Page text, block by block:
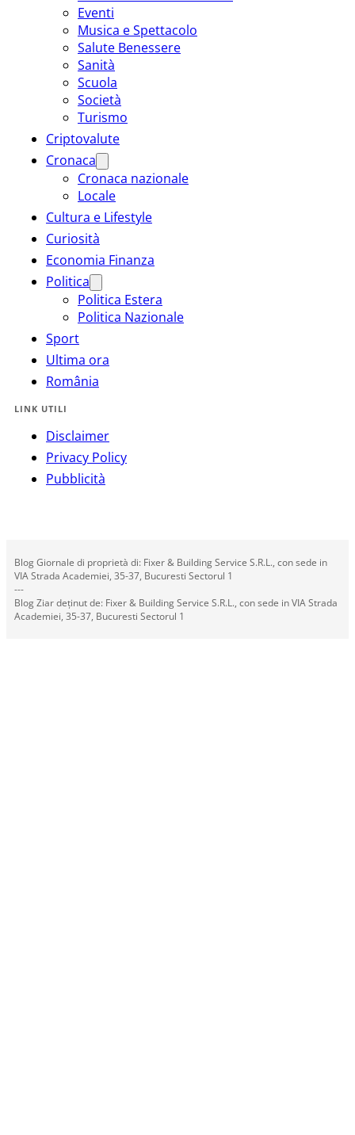
Eventi
Musica e Spettacolo
Salute Benessere
Sanità
Scuola
Società
Turismo
Criptovalute
Cronaca
Cronaca nazionale
Locale
Cultura e Lifestyle
Curiosità
Economia Finanza
Politica
Politica Estera
Politica Nazionale
Sport
Ultima ora
România
LINK UTILI
Disclaimer
Privacy Policy
Pubblicità
Blog Giornale di proprietà di: Fixer & Building Service S.R.L., con sede in
VIA Strada Academiei, 35-37, Bucuresti Sectorul 1
---
Blog Ziar deținut de: Fixer & Building Service S.R.L., con sede in VIA Strada
Academiei, 35-37, Bucuresti Sectorul 1